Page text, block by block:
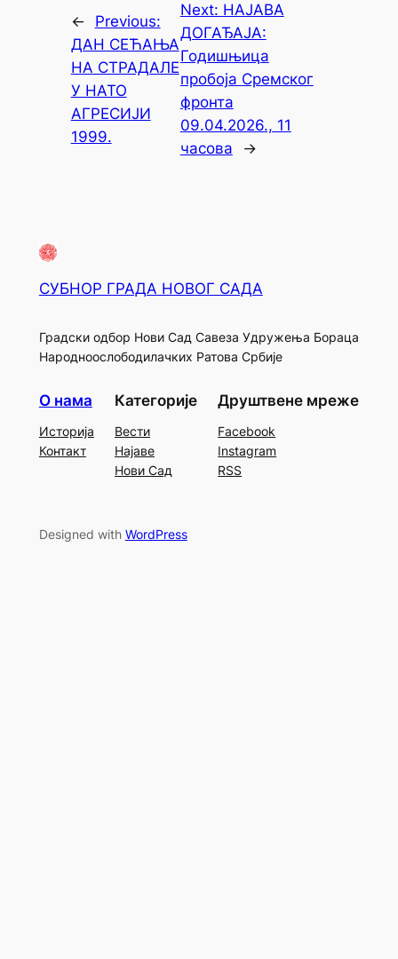
←
Previous:
ДАН СЕЋАЊА
НА СТРАДАЛЕ
У НАТО
АГРЕСИЈИ
1999.
Next: НАЈАВА
ДОГАЂАЈА:
Годишњица
пробоја Сремског
фронта
09.04.2026., 11
часова
→
СУБНОР ГРАДА НОВОГ САДА
Градски одбор Нови Сад Савеза Удружења Бораца
Народноослободилачких Ратова Србије
О нама
Историја
Контакт
Категорије
Вести
Најаве
Нови Сад
Друштвене мреже
Facebook
Instagram
RSS
Designed with WordPress